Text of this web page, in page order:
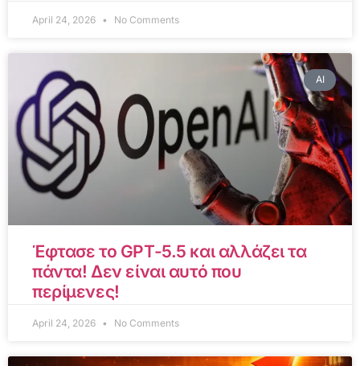
April 24, 2026 No Comments
AI
Έφτασε το GPT-5.5 και αλλάζει τα
πάντα! Δεν είναι αυτό που
περίμενες!
April 24, 2026 No Comments